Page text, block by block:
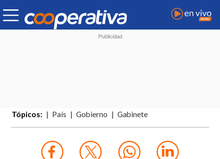
Tópicos: País Gobierno Gabinete